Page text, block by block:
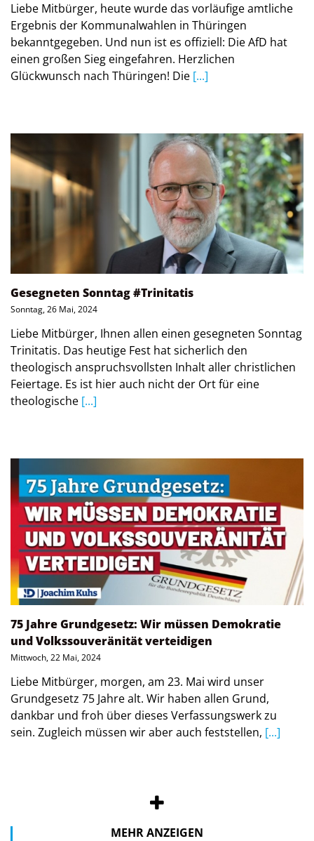
Liebe Mitbürger, heute wurde das vorläufige amtliche
Ergebnis der Kommunalwahlen in Thüringen
bekanntgegeben. Und nun ist es offiziell: Die AfD hat
einen großen Sieg eingefahren. Herzlichen
Glückwunsch nach Thüringen! Die [...]
Gesegneten Sonntag #Trinitatis
Sonntag, 26 Mai, 2024
Liebe Mitbürger, Ihnen allen einen gesegneten Sonntag
Trinitatis. Das heutige Fest hat sicherlich den
theologisch anspruchsvollsten Inhalt aller christlichen
Feiertage. Es ist hier auch nicht der Ort für eine
theologische [...]
75 Jahre Grundgesetz: Wir müssen Demokratie
und Volkssouveränität verteidigen
Mittwoch, 22 Mai, 2024
Liebe Mitbürger, morgen, am 23. Mai wird unser
Grundgesetz 75 Jahre alt. Wir haben allen Grund,
dankbar und froh über dieses Verfassungswerk zu
sein. Zugleich müssen wir aber auch feststellen, [...]
MEHR ANZEIGEN